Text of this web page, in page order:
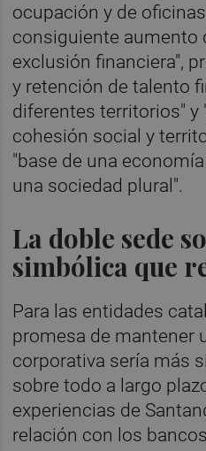
ocupación y de
consiguiente aumento
exclusión financiera",
y retención de talento
diferentes territorios" y
cohesión social y
"base de una
una sociedad plural".
La doble sede
simbólica que
Para las entidades
promesa de mantener
corporativa sería más
sobre todo a largo
experiencias de
relación con los